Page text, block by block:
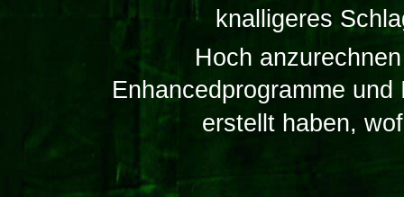
knalligeres
Hoch
Enhancedprogramme
erstellt haben,